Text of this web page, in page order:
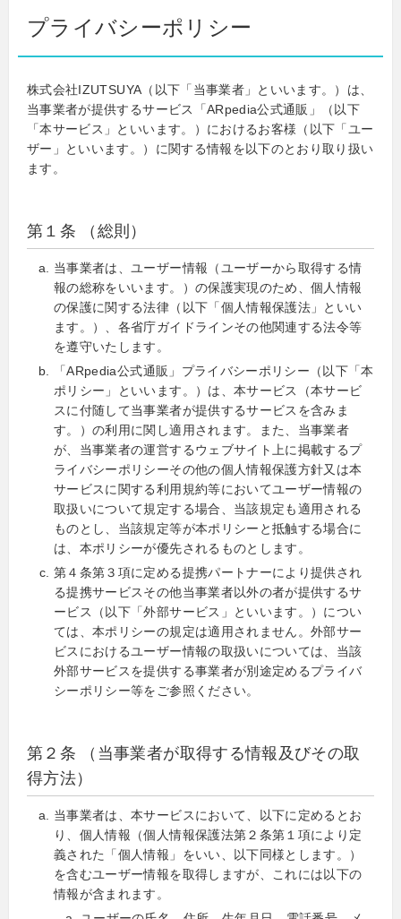
プライバシーポリシー
株式会社IZUTSUYA（以下「当事業者」といいます。）は、
当事業者が提供するサービス「ARpedia公式通販」（以下
「本サービス」といいます。）におけるお客様（以下「ユー
ザー」といいます。）に関する情報を以下のとおり取り扱い
ます。
第１条 （総則）
当事業者は、ユーザー情報（ユーザーから取得する情
報の総称をいいます。）の保護実現のため、個人情報
の保護に関する法律（以下「個人情報保護法」といい
ます。）、各省庁ガイドラインその他関連する法令等
を遵守いたします。
「ARpedia公式通販」プライバシーポリシー（以下「本
ポリシー」といいます。）は、本サービス（本サービ
スに付随して当事業者が提供するサービスを含みま
す。）の利用に関し適用されます。また、当事業者
が、当事業者の運営するウェブサイト上に掲載するプ
ライバシーポリシーその他の個人情報保護方針又は本
サービスに関する利用規約等においてユーザー情報の
取扱いについて規定する場合、当該規定も適用される
ものとし、当該規定等が本ポリシーと抵触する場合に
は、本ポリシーが優先されるものとします。
第４条第３項に定める提携パートナーにより提供され
る提携サービスその他当事業者以外の者が提供するサ
ービス（以下「外部サービス」といいます。）につい
ては、本ポリシーの規定は適用されません。外部サー
ビスにおけるユーザー情報の取扱いについては、当該
外部サービスを提供する事業者が別途定めるプライバ
シーポリシー等をご参照ください。
第２条 （当事業者が取得する情報及びその取
得方法）
当事業者は、本サービスにおいて、以下に定めるとお
り、個人情報（個人情報保護法第２条第１項により定
義された「個人情報」をいい、以下同様とします。）
を含むユーザー情報を取得しますが、これには以下の
情報が含まれます。